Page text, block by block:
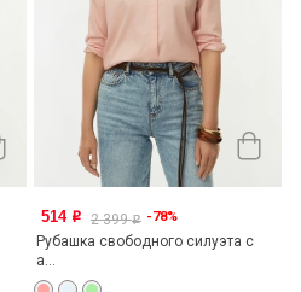
514 o 2 399o -78%
Рубашка свободного силуэта с
а...